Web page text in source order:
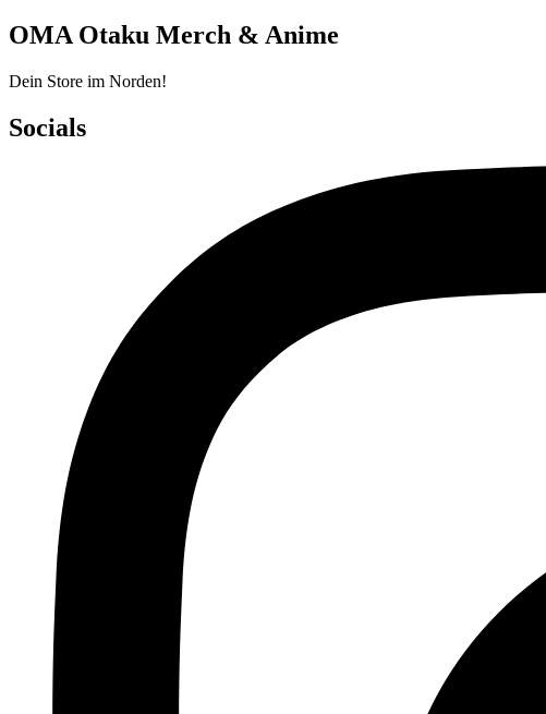
OMA Otaku Merch & Anime
Dein Store im Norden!
Socials